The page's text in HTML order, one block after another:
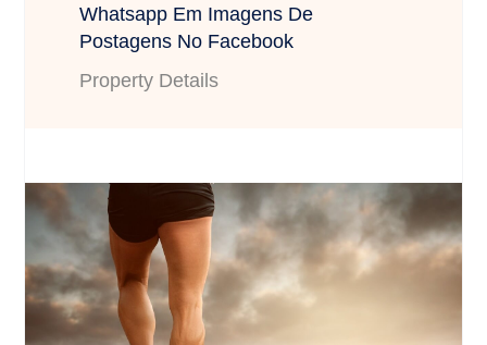
Whatsapp Em Imagens De
Postagens No Facebook
Property Details